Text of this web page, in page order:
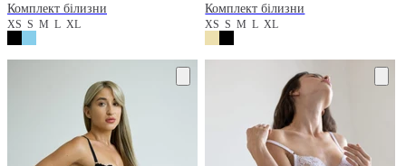
Комплект білизни
XS S M L XL
Комплект білизни
XSSMLXL